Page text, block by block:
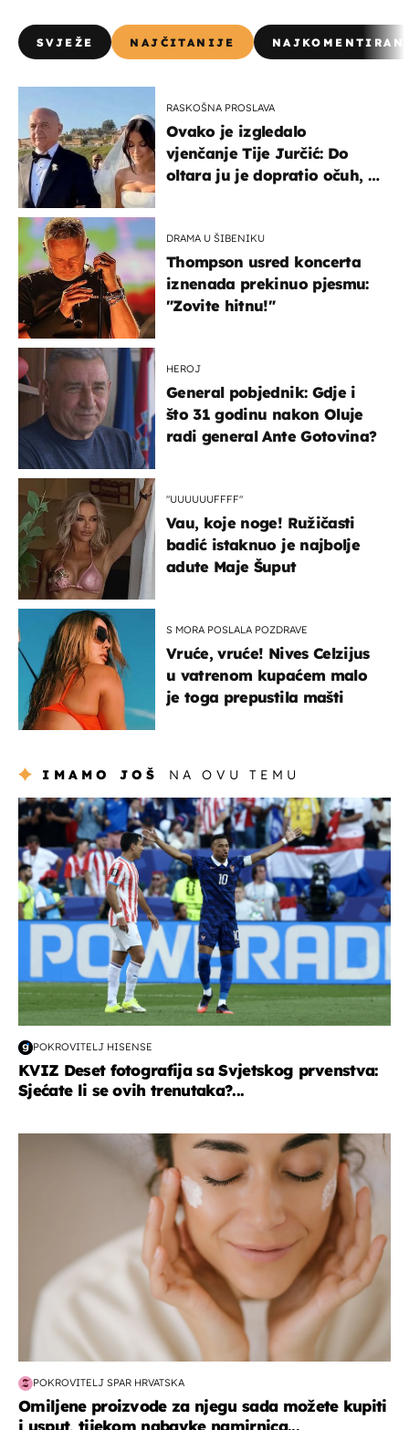
SVJEŽE NAJČITANIJE
RASKOŠNA PROSLAVA
Ovako je izgledalo
vjenčanje Tije Jurčić: Do
oltara ju je dopratio očuh, a
DRAMA U ŠIBENIKU
Thompson usred koncerta
iznenada prekinuo pjesmu:
"Zovite hitnu!"
HEROJ
General pobjednik: Gdje i
što 31 godinu nakon Oluje
radi general Ante Gotovina?
"UUUUUUFFFF"
Vau, koje noge! Ružičasti
badić istaknuo je najbolje
adute Maje Šuput
S MORA POSLALA POZDRAVE
Vruće, vruće! Nives Celzijus
u vatrenom kupaćem malo
je toga prepustila mašti
IMAMO JOŠ NA OVU TEMU
svjetsko prvenstvo 2026
POKROVITELJ HISENSE
KVIZ Deset fotografija sa Svjetskog prvenstva:
Sjećate li se ovih trenutaka?...
moda & ljepota
POKROVITELJ SPAR HRVATSKA
Omiljene proizvode za njegu sada možete kupiti
i usput, tijekom nabavke namirnica...